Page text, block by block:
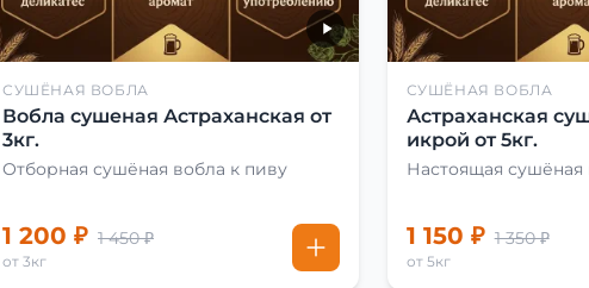
СУШЁНАЯ ВОБЛА
Вобла сушеная Астраханская от
3кг.
Отборная сушёная вобла к пиву
1 200 ₽ 1 450 ₽
от 3кг
СУШЁНАЯ ВОБЛА
Астраханская
икрой от 5кг.
Настоящая сушёная
1 150 ₽ 1 350 ₽
от 5кг